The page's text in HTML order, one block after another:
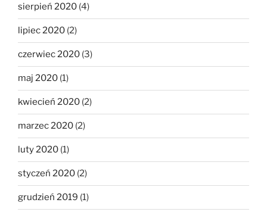
sierpień 2020 (4)
lipiec 2020 (2)
czerwiec 2020 (3)
maj 2020 (1)
kwiecień 2020 (2)
marzec 2020 (2)
luty 2020 (1)
styczeń 2020 (2)
grudzień 2019 (1)